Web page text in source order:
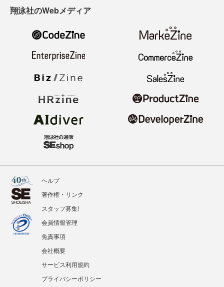
翔泳社のWebメディア
ヘルプ
著作権・リンク
スタッフ募集!
会員情報管理
免責事項
会社概要
サービス利用規約
プライバシーポリシー